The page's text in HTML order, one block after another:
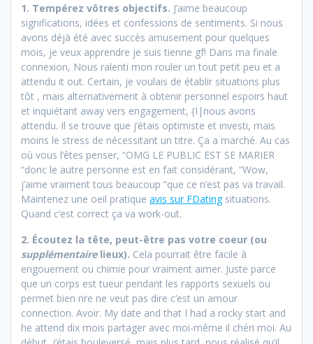
1. Tempérez vôtres objectifs. J’aime beaucoup
significations, idées et confessions de sentiments. Si nous
avons déjà été avec succès amusement pour quelques
mois, je veux apprendre je suis tienne gf! Dans ma finale
connexion, Nous ralenti mon rouler un tout petit peu et a
attendu it out. Certain, je voulais de établir situations plus
tôt , mais alternativement à obtenir personnel espoirs haut
et inquiétant away vers engagement, {I|nous avons
attendu. Il se trouve que j’étais optimiste et investi, mais
moins le stress de nécessitant un titre. Ça a marché. Au cas
où vous l’êtes penser, “OMG LE PUBLIC EST SE MARIER
“donc le autre personne est en fait considérant, “Wow,
j’aime vraiment tous beaucoup “que ce n’est pas va travail.
Maintenez une oeil pratique avis sur FDatingsituations.
Quand c’est correct ça va work-out.
2. Écoutez la tête, peut-être pas votre coeur (ou
supplémentaire lieux). Cela pourrait être facile à
engouement ou chimie pour vraiment aimer. Juste parce
que un corps est tueur pendant les rapports sexuels ou
permet bien rire ne veut pas dire c’est un amour
connection. Avoir. My date and that I had a rocky start and
he attend dix mois partager avec moi-même il chéri moi. Au